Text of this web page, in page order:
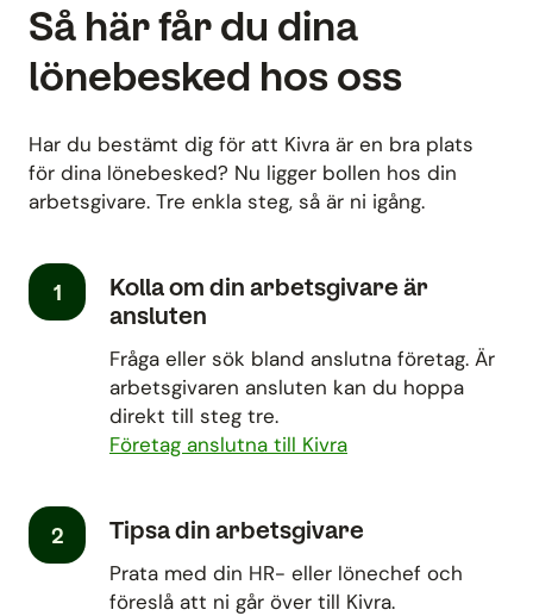
Så här får du dina
lönebesked hos oss
Har du bestämt dig för att Kivra är en bra plats
för dina lönebesked? Nu ligger bollen hos din
arbetsgivare. Tre enkla steg, så är ni igång.
1
Kolla om din arbetsgivare är
ansluten
Fråga eller sök bland anslutna företag. Är
arbetsgivaren ansluten kan du hoppa
direkt till steg tre.
Företag anslutna till Kivra
2 Tipsa din arbetsgivare
Prata med din HR- eller lönechef och
föreslå att ni går över till Kivra.